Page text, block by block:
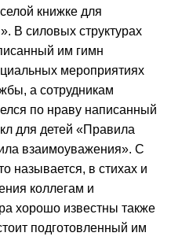
книжке для
В силовых структурах
им гимн
мероприятиях
а сотрудникам
по нраву написанный
для детей «Правила
взаимоуважения». С
называется, в стихах и
коллегам и
хорошо известны также
подготовленный им